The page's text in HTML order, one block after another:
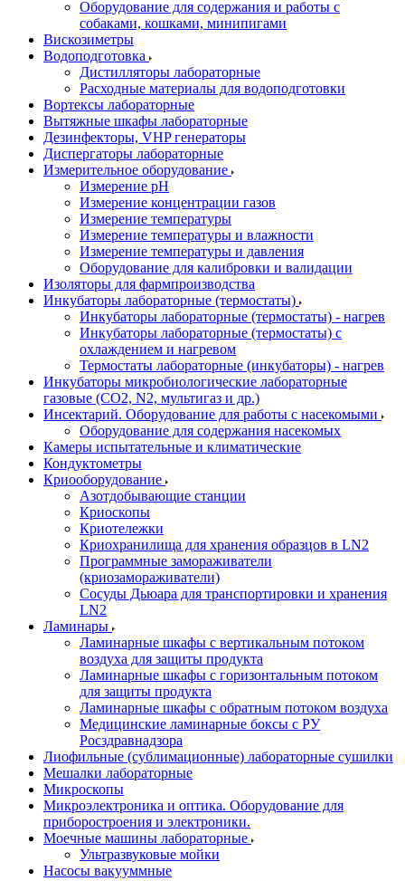
Оборудование для содержания и работы с
собаками, кошками, минипигами
Вискозиметры
Водоподготовка
Дистилляторы лабораторные
Расходные материалы для водоподготовки
Вортексы лабораторные
Вытяжные шкафы лабораторные
Дезинфекторы, VHP генераторы
Диспергаторы лабораторные
Измерительное оборудование
Измерение pH
Измерение концентрации газов
Измерение температуры
Измерение температуры и влажности
Измерение температуры и давления
Оборудование для калибровки и валидации
Изоляторы для фармпроизводства
Инкубаторы лабораторные (термостаты)
Инкубаторы лабораторные (термостаты) - нагрев
Инкубаторы лабораторные (термостаты) с
охлаждением и нагревом
Термостаты лабораторные (инкубаторы) - нагрев
Инкубаторы микробиологические лабораторные
газовые (CO2, N2, мультигаз и др.)
Инсектарий. Оборудование для работы с насекомыми
Оборудование для содержания насекомых
Камеры испытательные и климатические
Кондуктометры
Криооборудование
Азотдобывающие станции
Криоскопы
Криотележки
Криохранилища для хранения образцов в LN2
Программные замораживатели
(криозамораживатели)
Сосуды Дьюара для транспортировки и хранения
LN2
Ламинары
Ламинарные шкафы с вертикальным потоком
воздуха для защиты продукта
Ламинарные шкафы с горизонтальным потоком
для защиты продукта
Ламинарные шкафы с обратным потоком воздуха
Медицинские ламинарные боксы с РУ
Росздравнадзора
Лиофильные (сублимационные) лабораторные сушилки
Мешалки лабораторные
Микроскопы
Микроэлектроника и оптика. Оборудование для
приборостроения и электроники.
Моечные машины лабораторные
Ультразвуковые мойки
Насосы вакууммные